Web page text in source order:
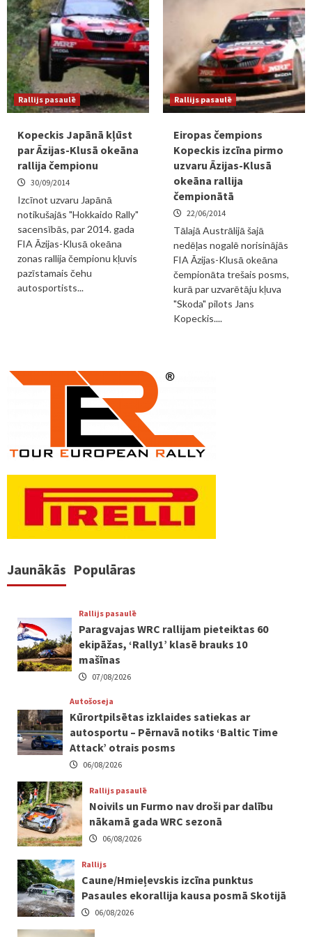
Rallijs pasaulē
Kopeckis Japānā kļūst
par Āzijas-Klusā okeāna
rallija čempionu
30/09/2014
Izcīnot uzvaru Japānā
notikušajās "Hokkaido Rally"
sacensībās, par 2014. gada
FIA Āzijas-Klusā okeāna
zonas rallija čempionu kļuvis
pazīstamais čehu
autosportists...
Rallijs pasaulē
Eiropas čempions
Kopeckis izcīna pirmo
uzvaru Āzijas-Klusā
okeāna rallija
čempionātā
22/06/2014
Tālajā Austrālijā šajā
nedēļas nogalē norisinājās
FIA Āzijas-Klusā okeāna
čempionāta trešais posms,
kurā par uzvarētāju kļuva
"Skoda" pilots Jans
Kopeckis....
Jaunākās Populāras
Rallijs pasaulē
Paragvajas WRC rallijam pieteiktas 60
ekipāžas, ‘Rally1’ klasē brauks 10
mašīnas
07/08/2026
Autošoseja
Kūrortpilsētas izklaides satiekas ar
autosportu – Pērnavā notiks ‘Baltic Time
Attack’ otrais posms
06/08/2026
Rallijs pasaulē
Noivils un Furmo nav droši par dalību
nākamā gada WRC sezonā
06/08/2026
Rallijs
Caune/Hmieļevskis izcīna punktus
Pasaules ekorallija kausa posmā Skotijā
06/08/2026